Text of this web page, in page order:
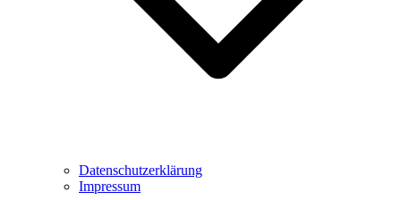
Datenschutzerklärung
Impressum